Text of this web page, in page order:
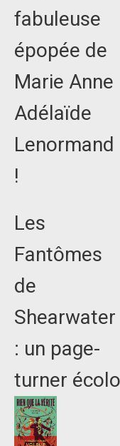
fabuleuse
épopée de
Marie Anne
Adélaïde
Lenormand
!
Les
Fantômes
de
Shearwater
: un page-
turner écolo